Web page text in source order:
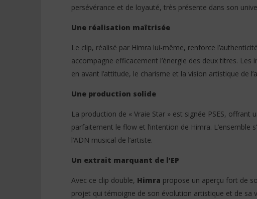
persévérance et de loyauté, très présente dans son
Une réalisation maîtrisée
Le clip, réalisé par Himra lui-même, renforce
accompagne efficacement l’énergie des deux titres.
en avant l’attitude, le charisme et la vision artistique de
Une production solide
La production de « Vraie Star » est signée PSES,
parfaitement le flow et l’intention de Himra. L’ensemble
l’ADN musical de l’artiste.
Un extrait marquant de l’EP
Avec ce clip double, Himra propose un aperçu fort de
projet qui témoigne de son évolution artistique et de sa